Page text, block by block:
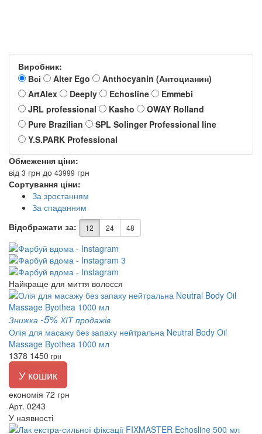
Виробник:
Всі
Alter Ego
Anthocyanin (Антоцианин)
ArtAlex
Deeply Echosline
Emmebi
JRL professional
Kasho
OWAY Rolland
Pure Brazilian
SPL Solinger Professional line
Y.S.PARK Professional
Обмеження ціни:
від 3 грн до 43999 грн
Сортування ціни:
За зростанням
За спаданням
Відображати за:
12 24 48
Найкраще для миття волосся
Знижка -5% ХІТ продажів
Олія для масажу без запаху нейтральна Neutral Body Oil
Massage Byothea 1000 мл
1378 1450 грн
У кошик
економія 72 грн
Арт. 0243
У наявності